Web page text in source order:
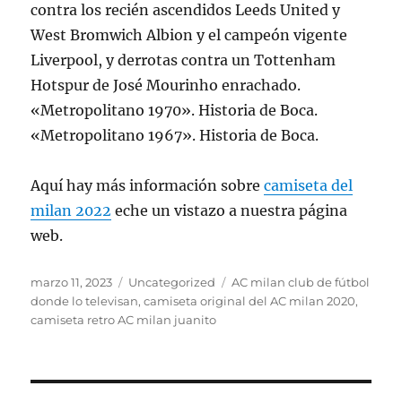
contra los recién ascendidos Leeds United y
West Bromwich Albion y el campeón vigente
Liverpool, y derrotas contra un Tottenham
Hotspur de José Mourinho enrachado.
«Metropolitano 1970». Historia de Boca.
«Metropolitano 1967». Historia de Boca.
Aquí hay más información sobrecamiseta del
milan 2022 eche un vistazo a nuestra página
web.
Publicado
el
marzo 11, 2023 Categorías
Uncategorized Etiquetas
AC milan club de fútbol
donde lo televisan,camiseta original del AC milan 2020,
camiseta retro AC milan juanito